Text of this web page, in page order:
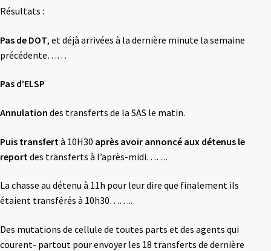
Résultats :
Pas de DOT, et déjà arrivées à la dernière minute la semaine
précédente……
Pas d’ELSP
Annulation des transferts de la SAS le matin.
Puis transfert à 10H30 après avoir annoncé aux détenus le
report des transferts à l’après-midi…….
La chasse au détenu à 11h pour leur dire que finalement ils
étaient transférés à 10h30……..
Des mutations de cellule de toutes parts et des agents qui
courent- partout pour envoyer les 18 transferts de dernière